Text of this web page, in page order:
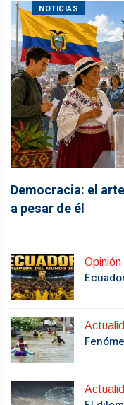
NOTICIAS
Democracia: el
a pesar de él
Opinión